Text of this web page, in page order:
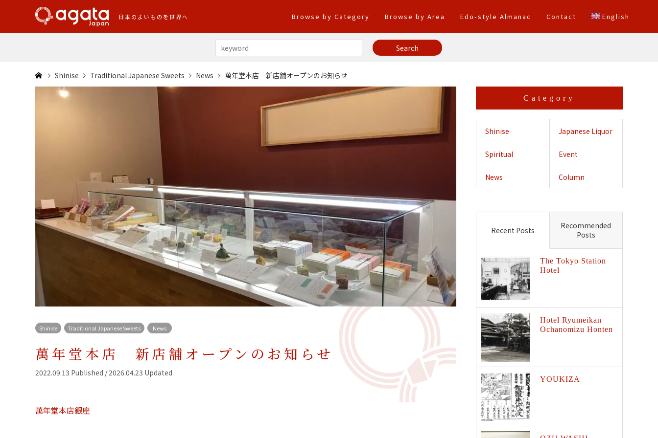
日本のよいものを世界へ Browse by Category Browse by Area Edo-style Almanac Contact English
Shinise Traditional Japanese Sweets News 萬年堂本店 新店舗オープンのお知らせ
Shinise Traditional Japanese Sweets News
萬年堂本店 新店舗オープンのお知らせ
2022.09.13 Published / 2026.04.23 Updated
萬年堂本店銀座
Category
Shinise Japanese Liquor
Crossing
Spiritual Event
News Column
Recent Posts
Recommended
Posts
The Tokyo Station
Hotel
Hotel Ryumeikan
Ochanomizu Honten
YOUKIZA